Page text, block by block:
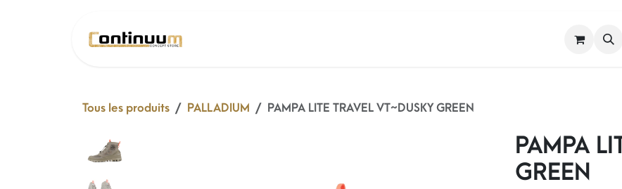
Tous les produits PALLADIUM PAMPA LITE TRAVEL VT~DUSKY GREEN
PAMPA
GREEN